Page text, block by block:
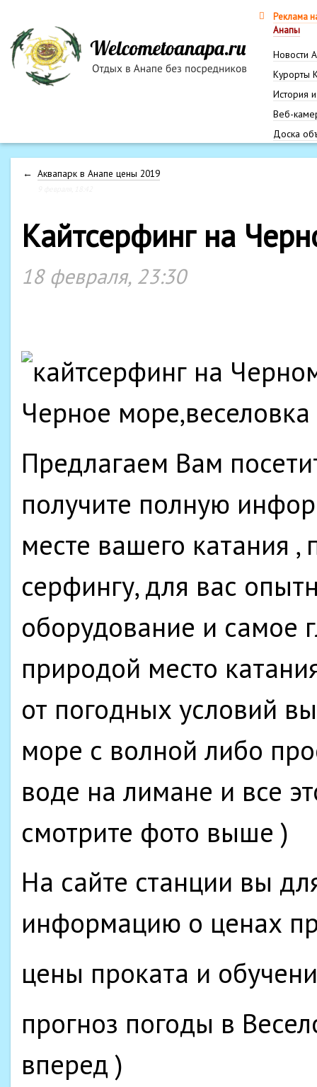
Реклама
Анапы
Новости
Курорты
История
Веб-
Доска
← Аквапарк в Анапе цены 2019
Кайтсерфинг на
18 февраля, 23:30
Предлагаем Вам
получите полную
месте вашего катания ,
серфингу, для вас
оборудование и самое
природой место
от погодных условий
море с волной либо
воде на лимане и все
смотрите фото выше )
На сайте станции вы
информацию о ценах
цены проката и
прогноз погоды в
вперед )